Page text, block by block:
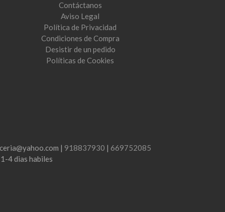
Contáctanos
Aviso Legal
Política de Privacidad
Condiciones de Compra
Desistir de un pedido
Políticas de Cookies
| 918837930 | 669752085
1-4 dias habiles